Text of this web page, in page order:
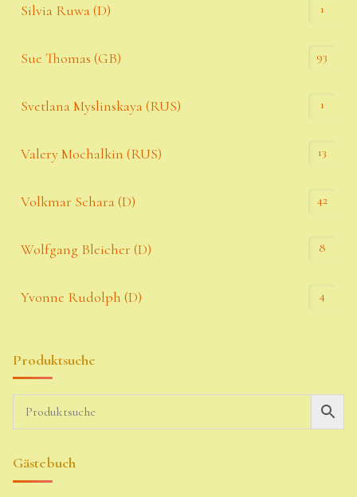
Silvia Ruwa (D) 1
Sue Thomas (GB) 93
Svetlana Myslinskaya (RUS) 1
Valery Mochalkin (RUS) 13
Volkmar Schara (D) 42
Wolfgang Bleicher (D) 8
Yvonne Rudolph (D) 4
Produktsuche
Gästebuch